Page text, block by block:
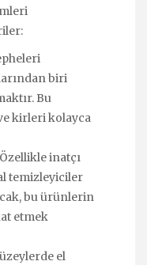
biri
Bu
kirleri kolayca
Özellikle inatçı
temizleyiciler
bu ürünlerin
etmek
el